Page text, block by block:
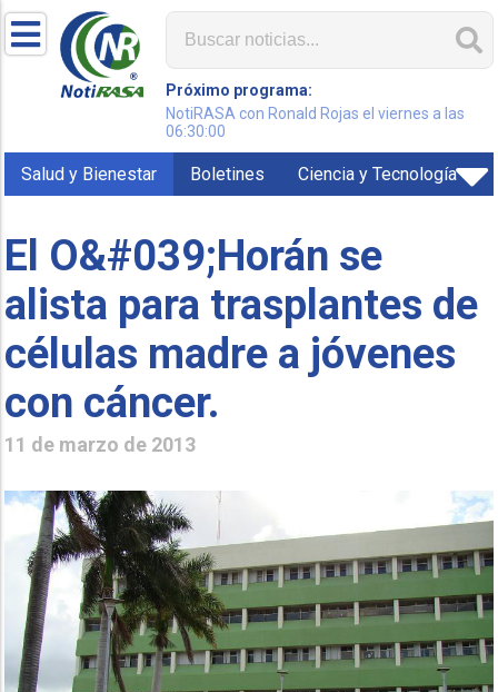
Próximo programa:
NotiRASA con Ronald Rojas el viernes a las
06:30:00
Salud y Bienestar Boletines Ciencia y Tecnología
El O&#039;Horán se
alista para trasplantes de
células madre a jóvenes
con cáncer.
11 de marzo de 2013